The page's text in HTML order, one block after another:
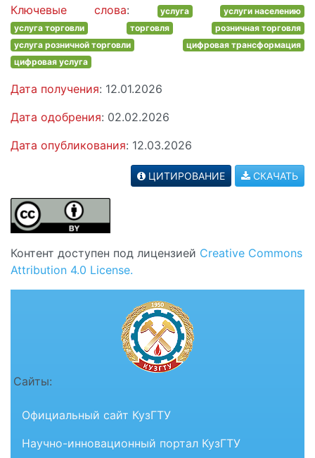
Ключевые слова: услуга
услуги населению
услуга торговли
торговля
розничная торговля
услуга розничной торговли
цифровая трансформация
цифровая услуга
Дата получения: 12.01.2026
Дата одобрения: 02.02.2026
Дата опубликования: 12.03.2026
ЦИТИРОВАНИЕ СКАЧАТЬ
Контент доступен под лицензией Creative Commons
Attribution 4.0 License.
Сайты:
Официальный сайт КузГТУ
Научно-инновационный портал КузГТУ